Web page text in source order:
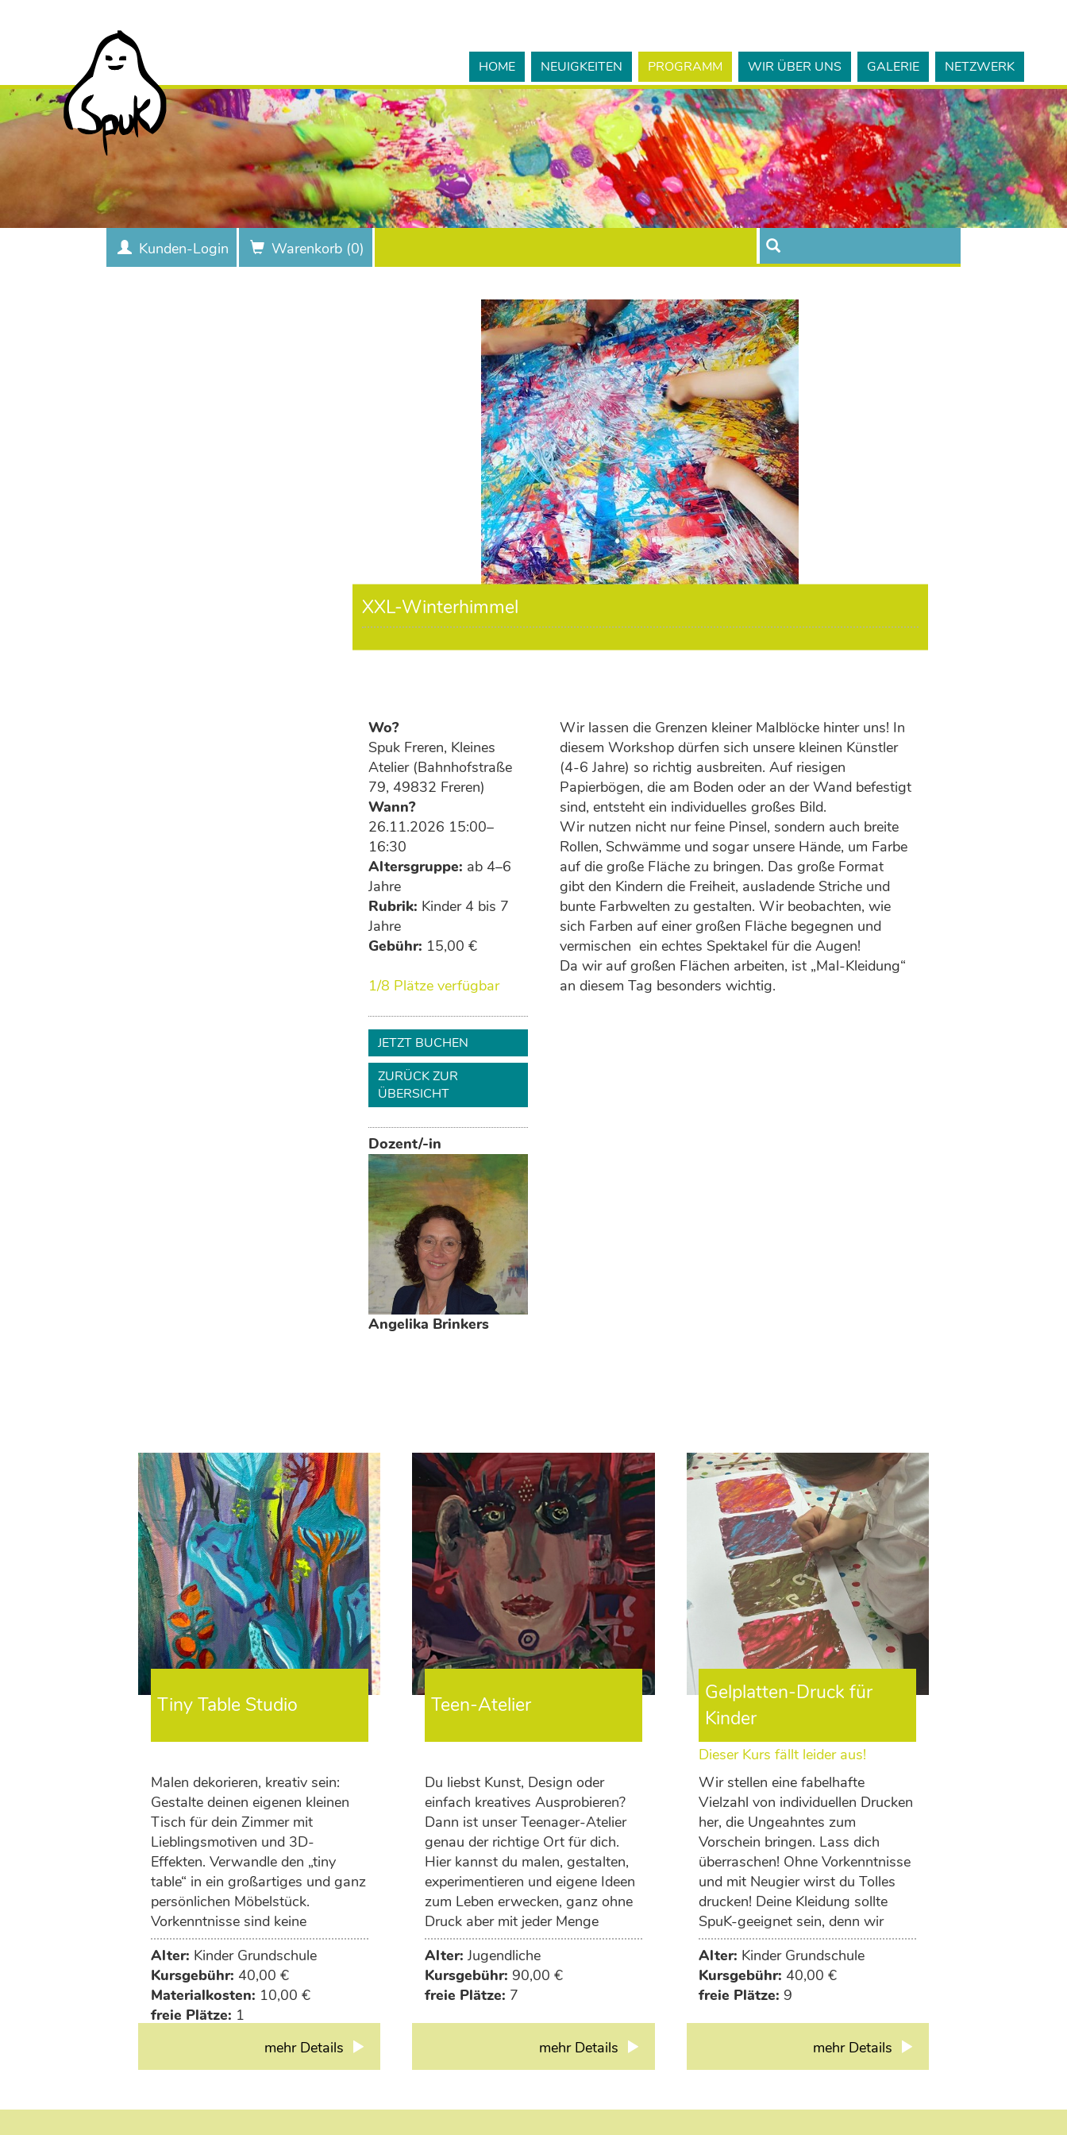
HOME NEUIGKEITEN PROGRAMM WIR ÜBER UNS GALERIE NETZWERK
Kunden-Login Warenkorb (0)
XXL-Winterhimmel
Wo?
Spuk Freren, Kleines
Atelier (Bahnhofstraße
79, 49832 Freren)
Wann?
26.11.2026 15:00–
16:30
Altersgruppe: ab 4–6
Jahre
Rubrik: Kinder 4 bis 7
Jahre
Gebühr: 15,00 €
1/8 Plätze verfügbar
JETZT BUCHEN
ZURÜCK ZUR
ÜBERSICHT
Dozent/-in
Angelika Brinkers
Wir lassen die Grenzen kleiner Malblöcke hinter uns! In
diesem Workshop dürfen sich unsere kleinen Künstler
(4-6 Jahre) so richtig ausbreiten. Auf riesigen
Papierbögen, die am Boden oder an der Wand befestigt
sind, entsteht ein individuelles großes Bild.
Wir nutzen nicht nur feine Pinsel, sondern auch breite
Rollen, Schwämme und sogar unsere Hände, um Farbe
auf die große Fläche zu bringen. Das große Format
gibt den Kindern die Freiheit, ausladende Striche und
bunte Farbwelten zu gestalten. Wir beobachten, wie
sich Farben auf einer großen Fläche begegnen und
vermischen ­ ein echtes Spektakel für die Augen!
Da wir auf großen Flächen arbeiten, ist „Mal-Kleidung“
an diesem Tag besonders wichtig.
Tiny Table Studio
Malen dekorieren, kreativ sein:
Gestalte deinen eigenen kleinen
Tisch für dein Zimmer mit
Lieblingsmotiven und 3D-
Effekten. Verwandle den „tiny
table“ in ein großartiges und ganz
persönlichen Möbelstück.
Vorkenntnisse sind keine
erforderlich. Wir besorgen einen
kleinen Tisch für dich, daher fallen
10€ Materialkosten an.
Alter: Kinder Grundschule
Kursgebühr: 40,00 €
Materialkosten: 10,00 €
freie Plätze: 1
mehr Details
Teen-Atelier
Du liebst Kunst, Design oder
einfach kreatives Ausprobieren?
Dann ist unser Teenager-Atelier
genau der richtige Ort für dich.
Hier kannst du malen, gestalten,
experimentieren und eigene Ideen
zum Leben erwecken, ganz ohne
Druck aber mit jeder Menge
Inspiration. Ob moderne Kunst,
DIY-Projekte, Upcycling, Zeichnen
oder kreative Raumgestaltung -
deiner Fantasie sind keine
Grenzen gesetzt.
Alter: Jugendliche
Kursgebühr: 90,00 €
freie Plätze: 7
mehr Details
Gelplatten-Druck für
Kinder
Dieser Kurs fällt leider aus!
Wir stellen eine fabelhafte
Vielzahl von individuellen Drucken
her, die Ungeahntes zum
Vorschein bringen. Lass dich
überraschen! Ohne Vorkenntnisse
und mit Neugier wirst du Tolles
drucken! Deine Kleidung sollte
SpuK-geeignet sein, denn wir
arbeiten mit Acryl.
Alter: Kinder Grundschule
Kursgebühr: 40,00 €
freie Plätze: 9
mehr Details